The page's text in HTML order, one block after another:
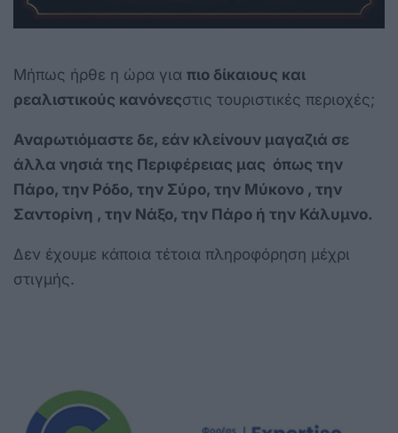
Μήπως ήρθε η ώρα για πιο δίκαιους και
ρεαλιστικούς κανόνεςστις τουριστικές περιοχές;
Αναρωτιόμαστε δε, εάν κλείνουν μαγαζιά σε
άλλα νησιά της Περιφέρειας μας όπως την
Πάρο, την Ρόδο, την Σύρο, την Μύκονο , την
Σαντορίνη , την Νάξο, την Πάρο ή την Κάλυμνο.
Δεν έχουμε κάποια τέτοια πληροφόρηση μέχρι
στιγμής.